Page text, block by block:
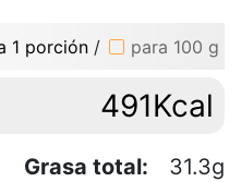
1 porción / para 100 g
491Kcal
Grasa total:
31.3g